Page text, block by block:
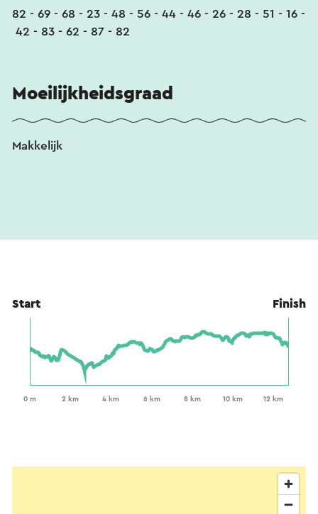
82 - 69 - 68 - 23 - 48 - 56 - 44 - 46 - 26 - 28 - 51 - 16 -
42 - 83 - 62 - 87 - 82
Moeilijkheidsgraad
Makkelijk
Start Finish